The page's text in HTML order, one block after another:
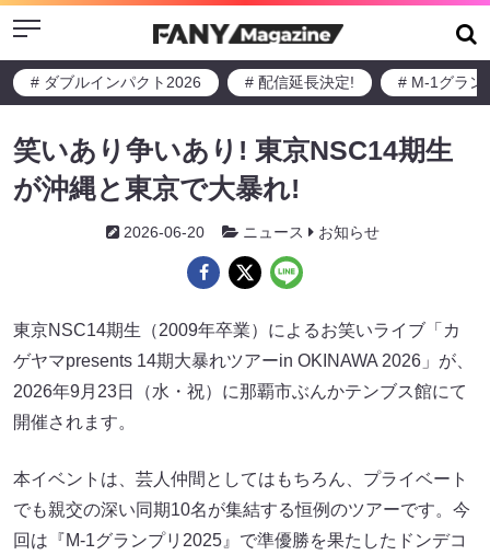
Menu
# ダブルインパクト2026 # 配信延長決定! # M-1グラン
笑いあり争いあり! 東京NSC14期生
が沖縄と東京で大暴れ!
2026-06-20 ニュース お知らせ
東京NSC14期生（2009年卒業）によるお笑いライブ「カ
ゲヤマpresents 14期大暴れツアーin OKINAWA 2026」が、
2026年9月23日（水・祝）に那覇市ぶんかテンブス館にて
開催されます。
本イベントは、芸人仲間としてはもちろん、プライベート
でも親交の深い同期10名が集結する恒例のツアーです。今
回は『M-1グランプリ2025』で準優勝を果たしたドンデコ